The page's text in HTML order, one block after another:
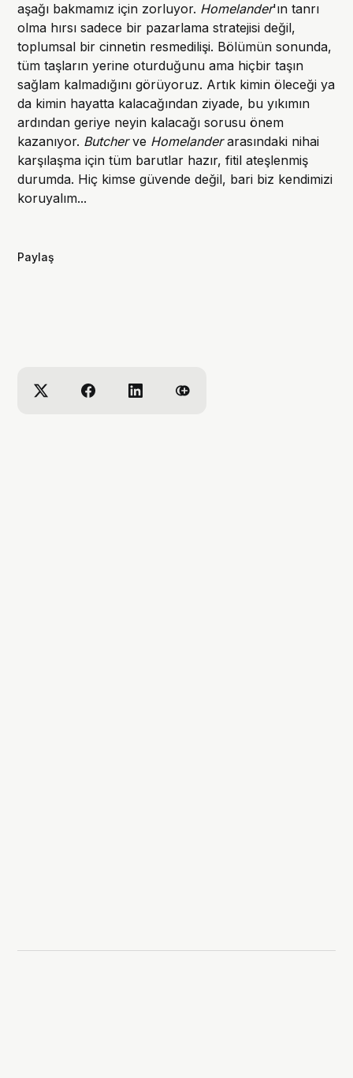
aşağı bakmamız için zorluyor. Homelander'ın tanrı
olma hırsı sadece bir pazarlama stratejisi değil,
toplumsal bir cinnetin resmedilişi. Bölümün sonunda,
tüm taşların yerine oturduğunu ama hiçbir taşın
sağlam kalmadığını görüyoruz. Artık kimin öleceği ya
da kimin hayatta kalacağından ziyade, bu yıkımın
ardından geriye neyin kalacağı sorusu önem
kazanıyor. Butcherve Homelanderarasındaki nihai
karşılaşma için tüm barutlar hazır, fitil ateşlenmiş
durumda. Hiç kimse güvende değil, bari biz kendimizi
koruyalım...
Paylaş